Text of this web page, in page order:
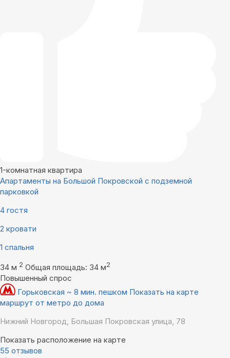
1-комнатная квартира
Апартаменты на Большой Покровской с подземной
парковкой
4 гостя
2 кровати
1 спальня
34 м 2 Общая площадь: 34 м2
Повышенный спрос
Горьковская ~ 8 мин. пешком Показать на карте
маршрут от метро до дома
Нижний Новгород, Большая Покровская улица, 78
Показать расположение на карте
55 отзывов